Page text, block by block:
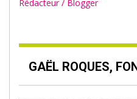
Rédacteur / Blogger
GAËL ROQUES,